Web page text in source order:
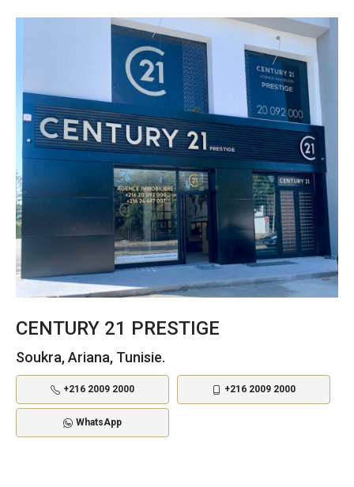
CENTURY 21 PRESTIGE
Soukra, Ariana, Tunisie.
+216 2009 2000 +216 2009 2000
WhatsApp